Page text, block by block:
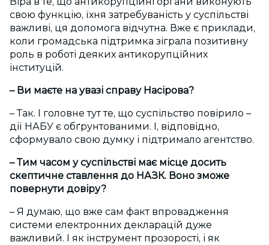
свою функцію, їхня затребуваність у суспільстві
важливі, ця допомога відчутна. Вже є приклади,
коли громадська підтримка зіграла позитивну
роль в роботі деяких антикорупційних
інституцій.
– Ви маєте на увазі справу Насірова?
– Так. І головне тут те, що суспільство повірило –
дії НАБУ є обґрунтованими. І, відповідно,
сформувало свою думку і підтримало агентство.
– Тим часом у суспільстві має місце досить
скептичне ставлення до НАЗК. Воно зможе
повернути довіру?
– Я думаю, що вже сам факт впровадження
системи електронних декларацій дуже
важливий. І як інструмент прозорості, і як